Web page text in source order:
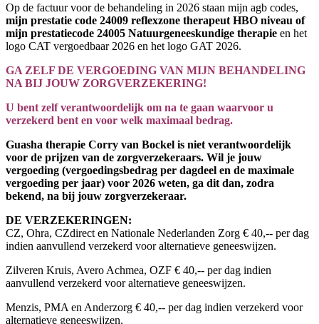
Op de factuur voor de behandeling in 2026 staan mijn agb codes,
mijn prestatie code 24009 reflexzone therapeut HBO niveau of
mijn prestatiecode 24005 Natuurgeneeskundige therapie en het
logo CAT vergoedbaar 2026 en het logo GAT 2026.
GA ZELF DE VERGOEDING VAN MIJN BEHANDELING
NA BIJ JOUW ZORGVERZEKERING!
U bent zelf verantwoordelijk om na te gaan waarvoor u
verzekerd bent en voor welk maximaal bedrag.
Guasha therapie Corry van Bockel is niet verantwoordelijk
voor de prijzen van de zorgverzekeraars. Wil je jouw
vergoeding (vergoedingsbedrag per dagdeel en de maximale
vergoeding per jaar) voor 2026 weten, ga dit dan, zodra
bekend, na bij jouw zorgverzekeraar.
DE VERZEKERINGEN:
CZ, Ohra, CZdirect en Nationale Nederlanden Zorg € 40,-- per dag
indien aanvullend verzekerd voor alternatieve geneeswijzen.
Zilveren Kruis, Avero Achmea, OZF € 40,-- per dag indien
aanvullend verzekerd voor alternatieve geneeswijzen.
Menzis, PMA en Anderzorg € 40,-- per dag indien verzekerd voor
alternatieve geneeswijzen.